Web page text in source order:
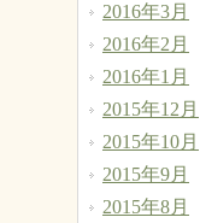
2016年3月
2016年2月
2016年1月
2015年12月
2015年10月
2015年9月
2015年8月